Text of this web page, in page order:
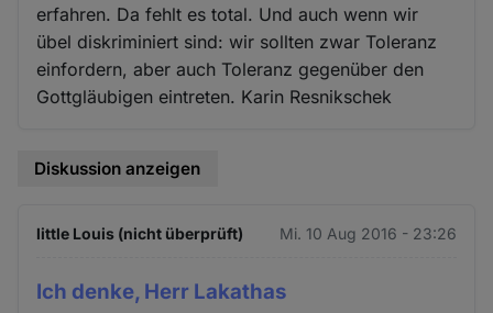
erfahren. Da fehlt es total. Und auch wenn wir
übel diskriminiert sind: wir sollten zwar Toleranz
einfordern, aber auch Toleranz gegenüber den
Gottgläubigen eintreten. Karin Resnikschek
Diskussion anzeigen
little Louis (nicht überprüft) Mi. 10 Aug 2016 - 23:26
Ich denke, Herr Lakathas